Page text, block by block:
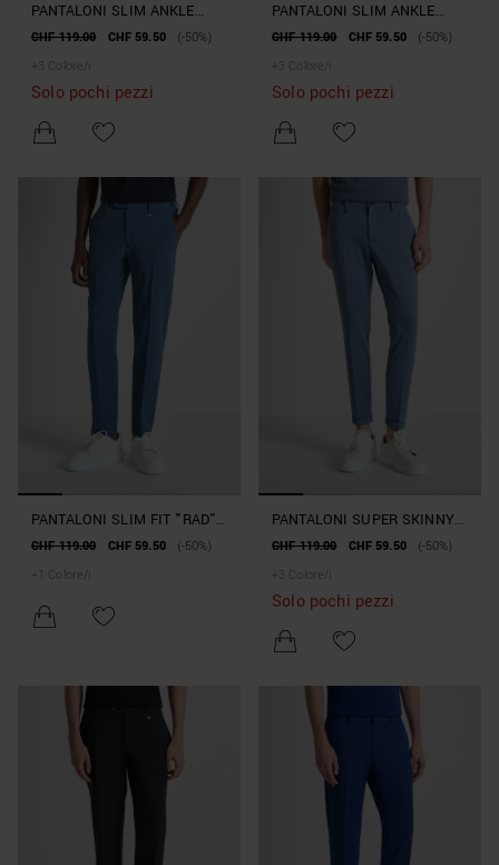
PANTALONI SLIM ANKLE
LENGHT FIT "RAD" IN
CHF 119.00 CHF 59.50
(-50%)
+ 3 Colore/i
Solo pochi pezzi
PANTALONI SLIM ANKLE
LENGHT FIT "RAD" IN
CHF 119.00 CHF 59.50
(-50%)
+ 3 Colore/i
Solo pochi pezzi
PANTALONI SLIM FIT "RAD"
IN TESSUTO TECNICO
CHF 119.00 CHF 59.50
(-50%)
+
Colore/i
PANTALONI SUPER SKINNY
FIT "ASHE" IN MISTO
CHF 119.00 CHF 59.50
(-50%)
+ 3 Colore/i
Solo pochi pezzi